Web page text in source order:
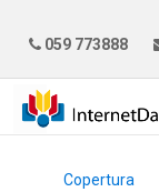
059 773888
Copertura